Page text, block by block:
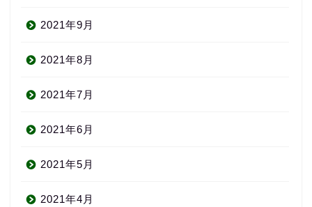
2021年9月
2021年8月
2021年7月
2021年6月
2021年5月
2021年4月